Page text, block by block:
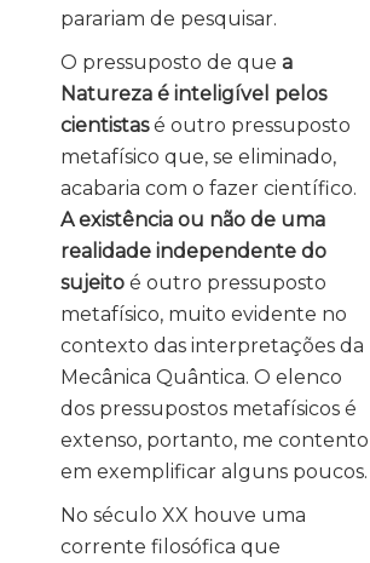
parariam de pesquisar.
O pressuposto de que a
Natureza é inteligível pelos
cientistasé outro pressuposto
metafísico que, se eliminado,
acabaria com o fazer científico.
A existência ou não de uma
realidade independente do
sujeito é outro pressuposto
metafísico, muito evidente no
contexto das interpretações da
Mecânica Quântica. O elenco
dos pressupostos metafísicos é
extenso, portanto, me contento
em exemplificar alguns poucos.
No século XX houve uma
corrente filosófica que